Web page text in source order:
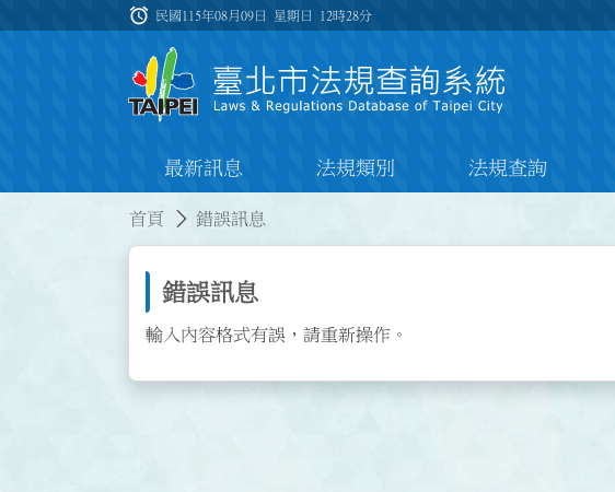
:::
alarm 民國115年08月09日 星期日 12時28分
最新訊息 法規類別 法規查詢
首頁 錯誤訊息
錯誤訊息
輸入內容格式有誤，請重新操作。